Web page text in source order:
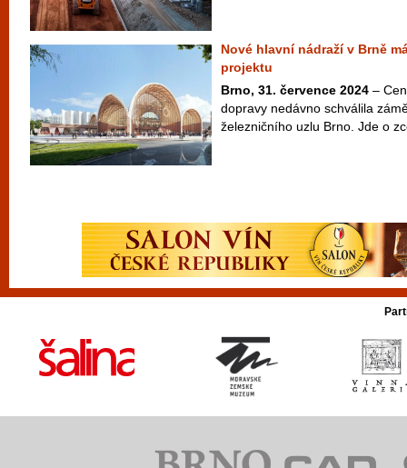
Nové hlavní nádraží v Brně
projektu
Brno, 31. července 2024 –
dopravy nedávno schválila
železničního uzlu Brno. Jde o